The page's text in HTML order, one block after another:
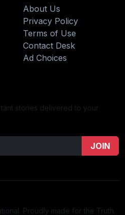
About Us
Privacy Policy
Terms of Use
Contact Desk
Ad Choices
stories delivered to your
JOIN
Proudly made for the Truth.